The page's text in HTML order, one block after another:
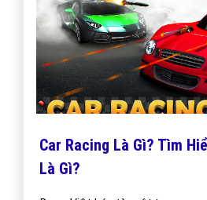
Car Racing Là Gì? Tìm
Là Gì?